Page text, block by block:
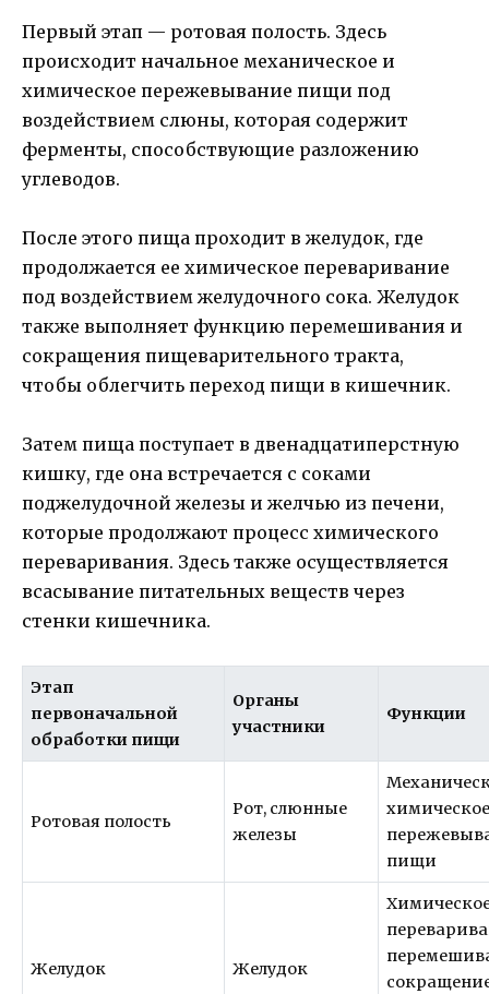
Первый этап — ротовая полость. Здесь
происходит начальное механическое и
химическое пережевывание пищи под
воздействием слюны, которая содержит
ферменты, способствующие разложению
углеводов.
После этого пища проходит в желудок, где
продолжается ее химическое переваривание
под воздействием желудочного сока. Желудок
также выполняет функцию перемешивания и
сокращения пищеварительного тракта,
чтобы облегчить переход пищи в кишечник.
Затем пища поступает в двенадцатиперстную
кишку, где она встречается с соками
поджелудочной железы и желчью из печени,
которые продолжают процесс химического
переваривания. Здесь также осуществляется
всасывание питательных веществ через
стенки кишечника.
Этап
первоначальной
обработки пищи
Органы
участники
Функции
Ротовая полость
Рот, слюнные
железы
пищи
Желудок Желудок